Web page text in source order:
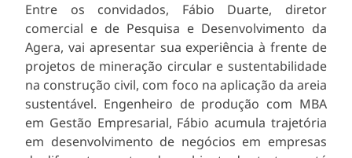
Entre os convidados, Fábio Duarte, diretor
comercial e de Pesquisa e Desenvolvimento da
Agera, vai apresentar sua experiência à frente de
projetos de mineração circular e sustentabilidade
na construção civil, com foco na aplicação da areia
sustentável. Engenheiro de produção com MBA
em Gestão Empresarial, Fábio acumula trajetória
em desenvolvimento de negócios em empresas